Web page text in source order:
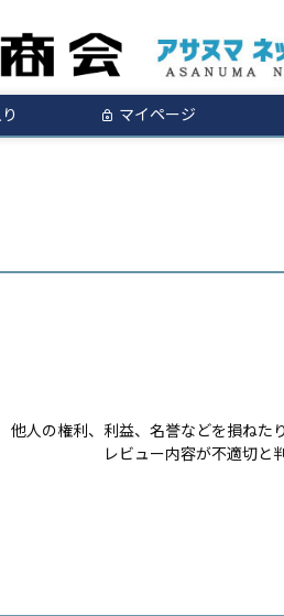
マイページ
他人の権利、利益、名誉などを損ねた
レビュー内容が不適切と